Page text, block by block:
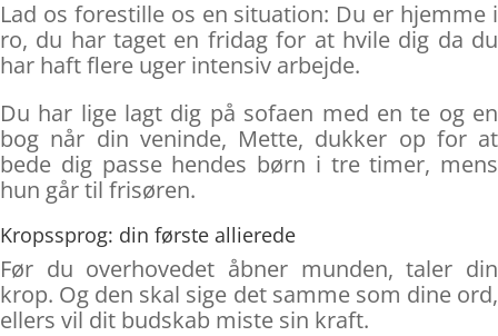
Lad os forestille os en situation: Du er hjemme i
ro, du har taget en fridag for at hvile dig da du
har haft flere uger intensiv arbejde.
Du har lige lagt dig på sofaen med en te og en
bog når din veninde, Mette, dukker op for at
bede dig passe hendes børn i tre timer, mens
hun går til frisøren.
Kropssprog: din første allierede
Før du overhovedet åbner munden, taler din
krop. Og den skal sige det samme som dine ord,
ellers vil dit budskab miste sin kraft.